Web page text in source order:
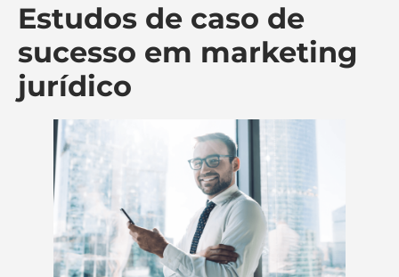
Estudos de caso de
sucesso em marketing
jurídico